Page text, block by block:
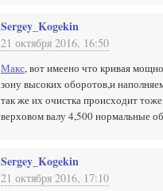
Sergey_Kogekin
21 октября 2016, 16:50
Макс, вот имеено что кривая
зону высоких оборотов,и
так же их очистка происходит тоже
верховом валу 4,500 нормальные
Sergey_Kogekin
21 октября 2016, 17:10